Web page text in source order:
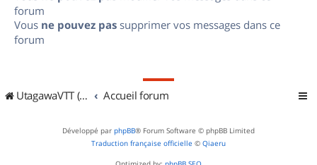
forum
Vous ne pouvez pas supprimer vos messages dans ce
forum
UtagawaVTT (Randos VTT et VTTAE avec traces GPS) Accueil forum
Développé par phpBB® Forum Software © phpBB Limited
Traduction française officielle © Qiaeru